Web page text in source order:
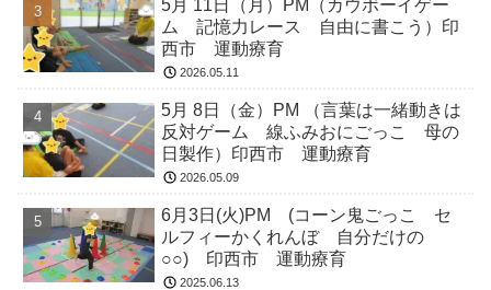
5月 11日（月）PM（カウボーイゲー
ム 記憶力レース 自由に書こう）印
西市 運動療育
2026.05.11
5月 8日（金）PM （言葉は一緒動きは
反対ゲーム 線ふみおにごっこ 母の
日製作）印西市 運動療育
2026.05.09
6月3日(火)PM (コーン鬼ごっこ セ
ルフィーかくれんぼ 自分だけの
○○) 印西市 運動療育
2025.06.13